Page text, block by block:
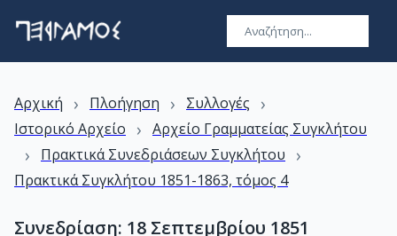
Αρχική › Πλοήγηση › Συλλογές ›
Ιστορικό Αρχείο › Αρχείο Γραμματείας Συγκλήτου
› Πρακτικά Συνεδριάσεων Συγκλήτου ›
Πρακτικά Συγκλήτου 1851-1863, τόμος 4
Συνεδρίαση: 18 Σεπτεμβρίου 1851